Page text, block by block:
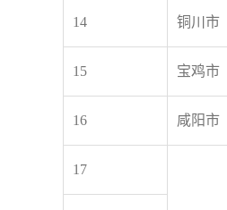
14 铜川市
15 宝鸡市
16 咸阳市
17